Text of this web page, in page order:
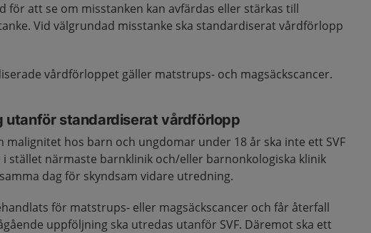
för att se om misstanken kan avfärdas eller stärkas till
Vid välgrundad misstanke ska standardiserat vårdförlopp
vårdförloppet gäller matstrups- och magsäckscancer.
utanför standardiserat vårdförlopp
malignitet hos barn och ungdomar under 18 år ska inte ett SVF
i stället närmaste barnklinik och/eller barnonkologiska klinik
dag för skyndsam vidare utredning.
för matstrups- eller magsäckscancer och får återfall
uppföljning ska utredas utanför SVF. Däremot ska ett